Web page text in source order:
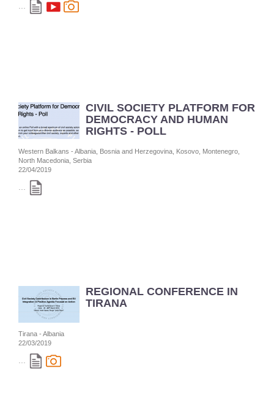
...
CIVIL SOCIETY PLATFORM FOR
DEMOCRACY AND HUMAN
RIGHTS - POLL
Western Balkans - Albania, Bosnia and Herzegovina, Kosovo, Montenegro,
North Macedonia, Serbia
22/04/2019
...
REGIONAL CONFERENCE IN
TIRANA
Tirana - Albania
22/03/2019
...